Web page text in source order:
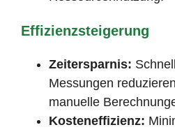
Effizienzsteigerung
Zeitersparnis:
Messungen
manuelle
Kosteneffizienz: